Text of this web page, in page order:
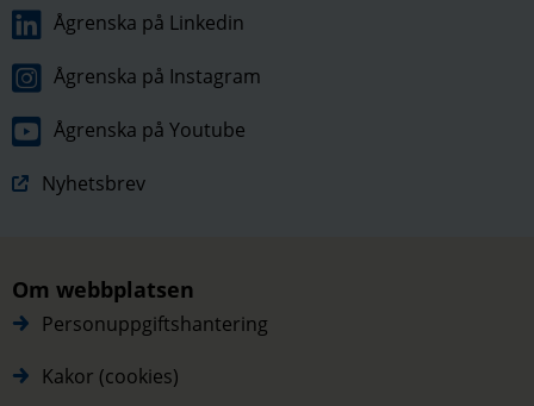
Ågrenska på Linkedin
Ågrenska på Instagram
Ågrenska på Youtube
Nyhetsbrev
Om webbplatsen
Personuppgiftshantering
Kakor (cookies)